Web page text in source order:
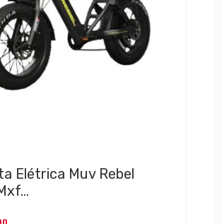
Elétrica Muv Rebel